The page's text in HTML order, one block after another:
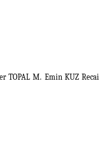
TOPAL M. Emin KUZ Recai